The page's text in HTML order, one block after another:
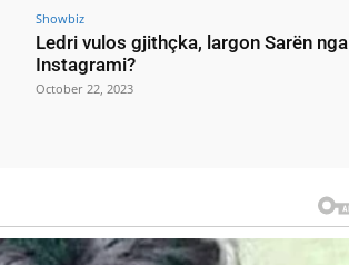
Showbiz
Ledri vulos gjithçka, largon Sarën nga
Instagrami?
October 22, 2023